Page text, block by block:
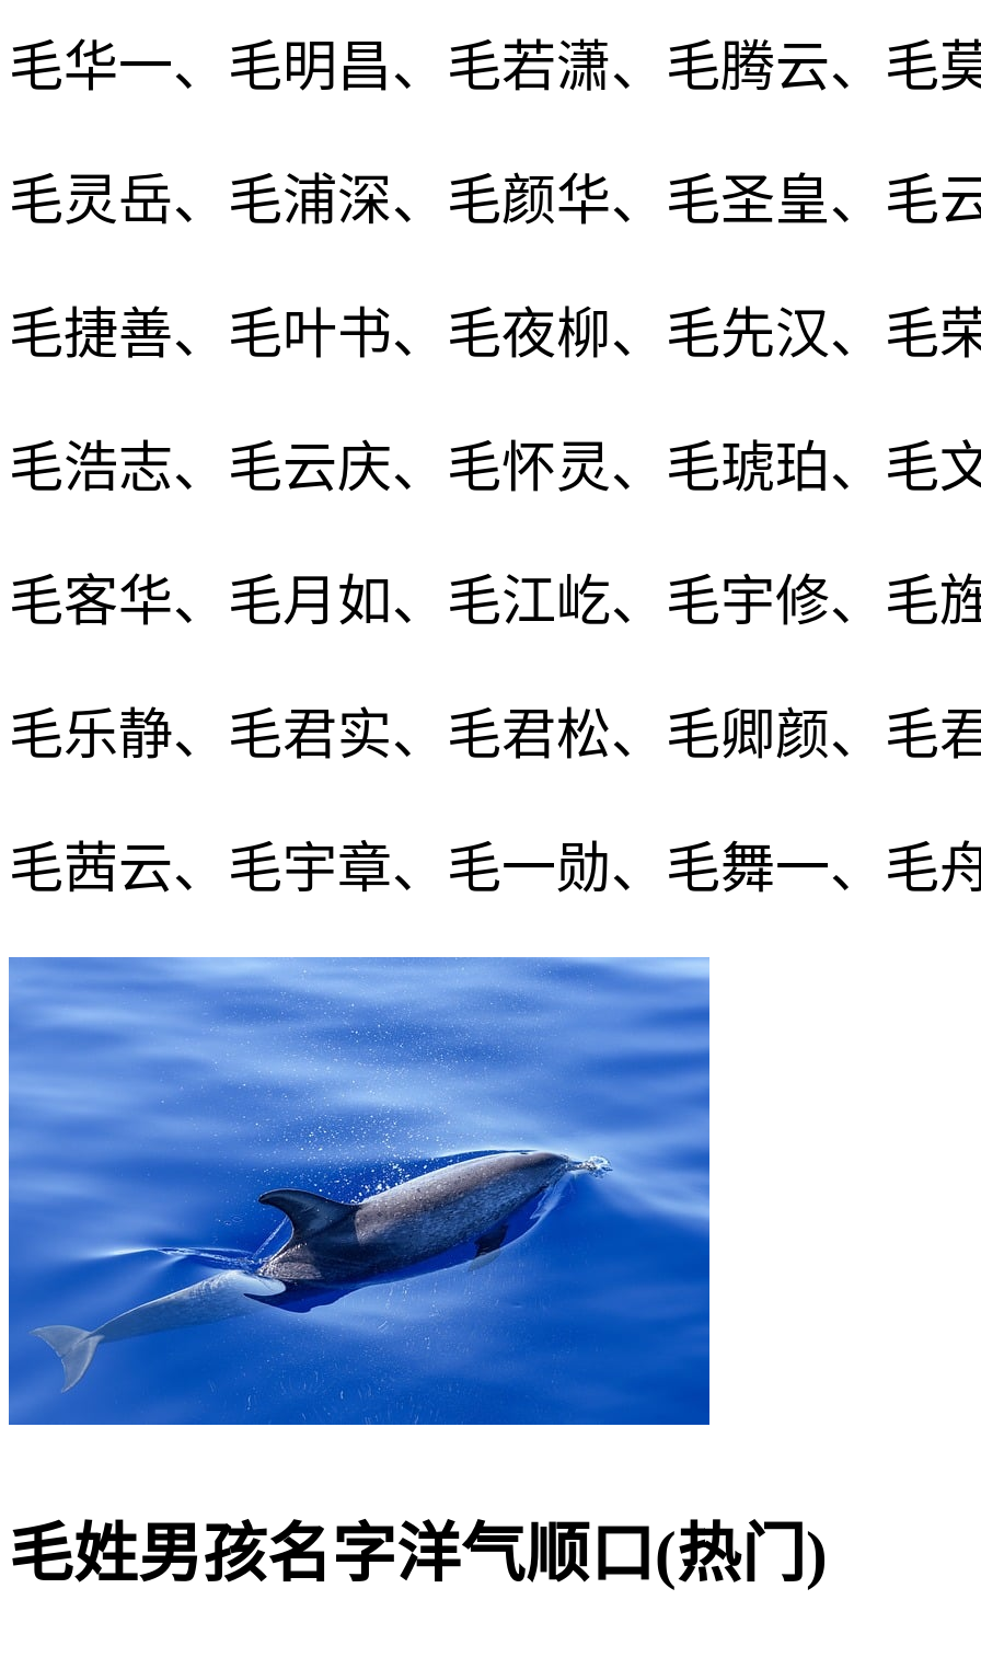
毛华一、毛明昌、毛若潇、毛腾云、毛
毛灵岳、毛浦深、毛颜华、毛圣皇、毛
毛捷善、毛叶书、毛夜柳、毛先汉、毛
毛浩志、毛云庆、毛怀灵、毛琥珀、毛
毛客华、毛月如、毛江屹、毛宇修、毛
毛乐静、毛君实、毛君松、毛卿颜、毛
毛茜云、毛宇章、毛一勋、毛舞一、毛
毛姓男孩名字洋气顺口(热门)